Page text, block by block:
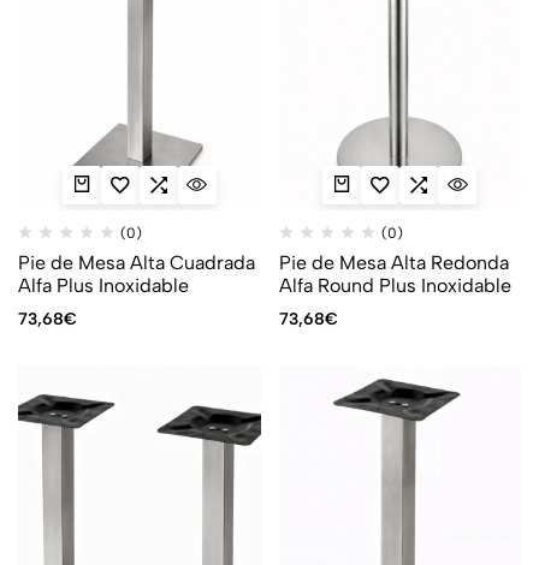
(0)
Pie de Mesa Alta Cuadrada
Alfa Plus Inoxidable
73,68€
(0)
Pie de Mesa Alta Redonda
Alfa Round Plus Inoxidable
73,68€